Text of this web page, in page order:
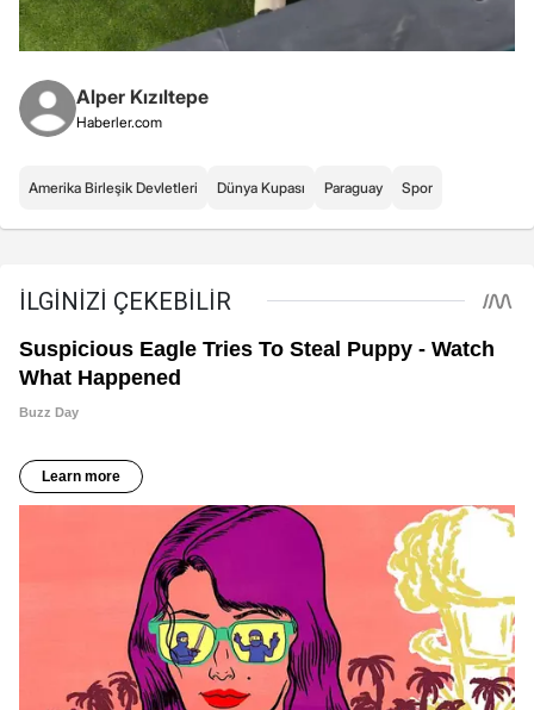
Alper Kızıltepe
Haberler.com
Amerika Birleşik Devletleri Dünya Kupası Paraguay Spor